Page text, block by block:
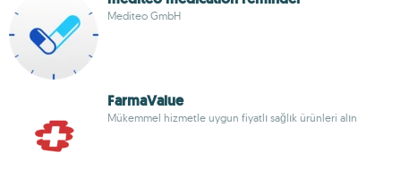
Mediteo GmbH
FarmaValue
Mükemmel hizmetle uygun fiyatlı sağlık ürünleri alın